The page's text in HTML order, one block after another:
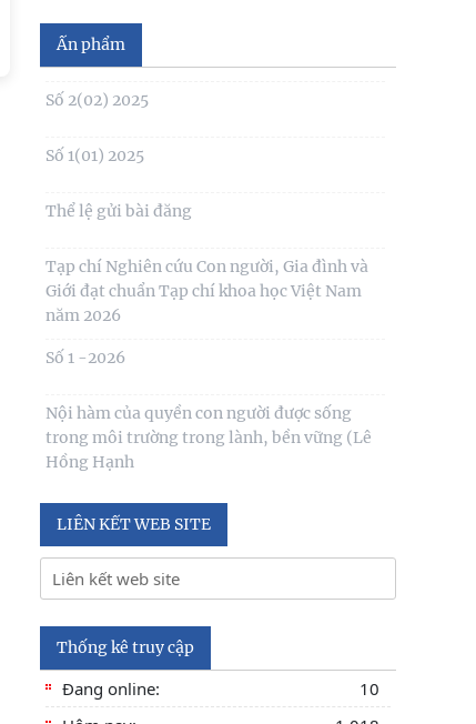
Ấn phẩm
Số 3(03) 2025
Số 2(02) 2025
Số 1(01) 2025
Thể lệ gửi bài đăng
Tạp chí Nghiên cứu Con người, Gia đình và
Giới đạt chuẩn Tạp chí khoa học Việt Nam
năm 2026
Số 1 -2026
Nội hàm của quyền con người được sống
trong môi trường trong lành, bền vững (Lê
Hồng Hạnh
LIÊN KẾT WEB SITE
Thống kê truy cập
Đang online:
10